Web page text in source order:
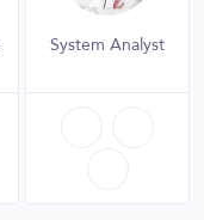
System Analyst